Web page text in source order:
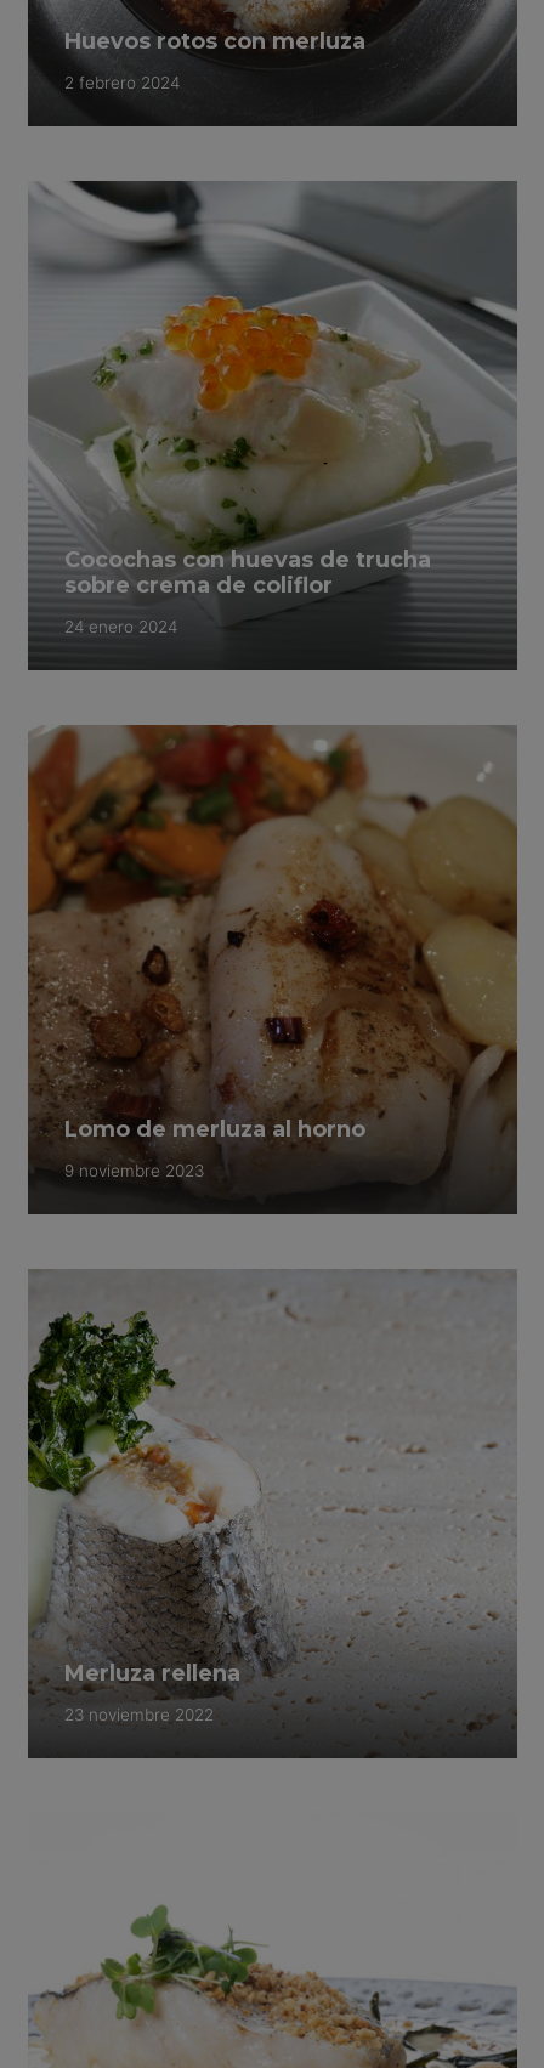
Huevos rotos con merluza
2 febrero 2024
Cocochas con huevas de trucha
sobre crema de coliflor
24 enero 2024
Lomo de merluza al horno
9 noviembre 2023
Merluza rellena
23 noviembre 2022